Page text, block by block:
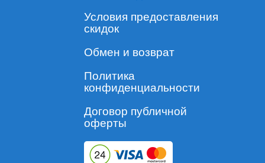
Условия предоставления
скидок
Обмен и возврат
Политика
конфиденциальности
Договор публичной
оферты